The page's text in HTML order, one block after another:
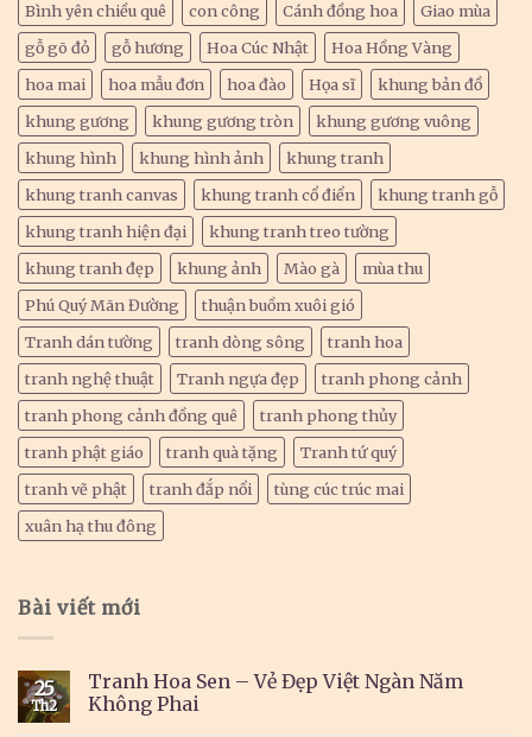
Bình yên chiều quê con công Cánh đồng hoa
Giao mùa
gỗ gõ đỏ
gỗ hương Hoa Cúc Nhật
Hoa Hồng Vàng
hoa mai
hoa mẫu đơn hoa đào Họa sĩ
khung bản đồ
khung gương
khung gương tròn
khung gương vuông
khung hình
khung hình ảnh
khung tranh
khung tranh canvas
khung tranh cổ điển
khung tranh gỗ
khung tranh hiện đại
khung tranh treo tường
khung tranh đẹp
khung ảnh Mào gà
mùa thu
Phú Quý Mãn Đường
thuận buồm xuôi gió
Tranh dán tường
tranh dòng sông
tranh hoa
tranh nghệ thuật
Tranh ngựa đẹp
tranh phong cảnh
tranh phong cảnh đồng quê
tranh phong thủy
tranh phật giáo
tranh quà tặng
Tranh tứ quý
tranh vẽ phật
tranh đắp nổi
tùng cúc trúc mai
xuân hạ thu đông
Bài viết mới
25
Th2
Tranh Hoa Sen – Vẻ Đẹp Việt Ngàn Năm
Không Phai